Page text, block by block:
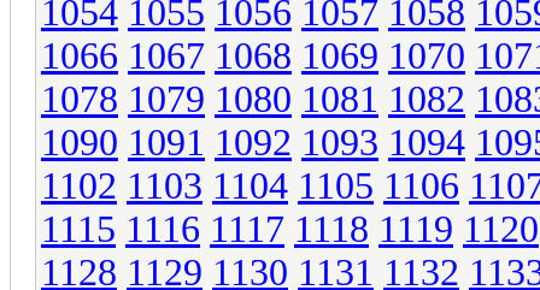
1054 1055 1056 1057 1058
1066 1067 1068 1069 1070
1078 1079 1080 1081 1082
1090 1091 1092 1093 1094
1102 1103 1104 1105 1106
1115 1116 1117 1118 1119 1120
1128 1129 1130 1131 1132